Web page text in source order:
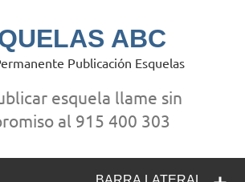
ABC
Publicación Esquelas
esquela llame sin
al 915 400 303